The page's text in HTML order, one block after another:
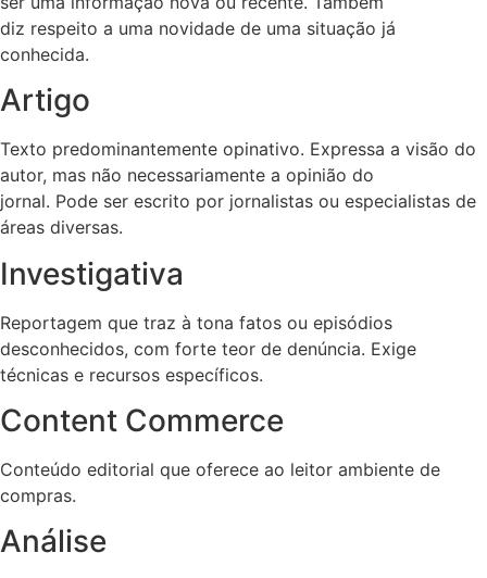
diz respeito a uma novidade de uma situação já
conhecida.
Artigo
Texto predominantemente opinativo. Expressa a visão do
autor, mas não necessariamente a opinião do
jornal. Pode ser escrito por jornalistas ou especialistas de
áreas diversas.
Investigativa
Reportagem que traz à tona fatos ou episódios
desconhecidos, com forte teor de denúncia. Exige
técnicas e recursos específicos.
Content Commerce
Conteúdo editorial que oferece ao leitor ambiente de
compras.
Análise